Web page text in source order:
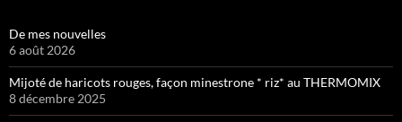
De mes nouvelles
6 août 2026
Mijoté de haricots rouges, façon minestrone * riz* au THERMOMIX
8 décembre 2025